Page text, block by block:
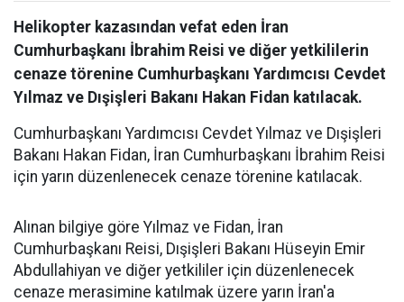
Helikopter kazasından vefat eden İran
Cumhurbaşkanı İbrahim Reisi ve diğer yetkililerin
cenaze törenine Cumhurbaşkanı Yardımcısı Cevdet
Yılmaz ve Dışişleri Bakanı Hakan Fidan katılacak.
Cumhurbaşkanı Yardımcısı Cevdet Yılmaz ve Dışişleri
Bakanı Hakan Fidan, İran Cumhurbaşkanı İbrahim Reisi
için yarın düzenlenecek cenaze törenine katılacak.
Alınan bilgiye göre Yılmaz ve Fidan, İran
Cumhurbaşkanı Reisi, Dışişleri Bakanı Hüseyin Emir
Abdullahiyan ve diğer yetkililer için düzenlenecek
cenaze merasimine katılmak üzere yarın İran'a